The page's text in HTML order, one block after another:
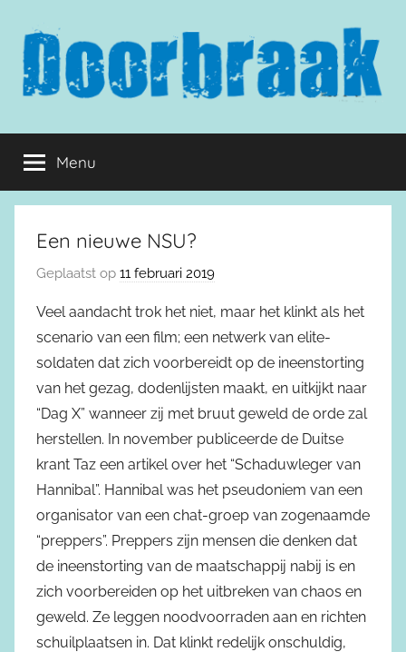
inhoud
springen
Doorbraak.eu
Menu
Een nieuwe NSU?
Geplaatst op 11 februari 2019
Veel aandacht trok het niet, maar het klinkt als het
scenario van een film; een netwerk van elite-
soldaten dat zich voorbereidt op de ineenstorting
van het gezag, dodenlijsten maakt, en uitkijkt naar
“Dag X” wanneer zij met bruut geweld de orde zal
herstellen. In november publiceerde de Duitse
krant Taz een artikel over het “Schaduwleger van
Hannibal”. Hannibal was het pseudoniem van een
organisator van een chat-groep van zogenaamde
“preppers”. Preppers zijn mensen die denken dat
de ineenstorting van de maatschappij nabij is en
zich voorbereiden op het uitbreken van chaos en
geweld. Ze leggen noodvoorraden aan en richten
schuilplaatsen in. Dat klinkt redelijk onschuldig,